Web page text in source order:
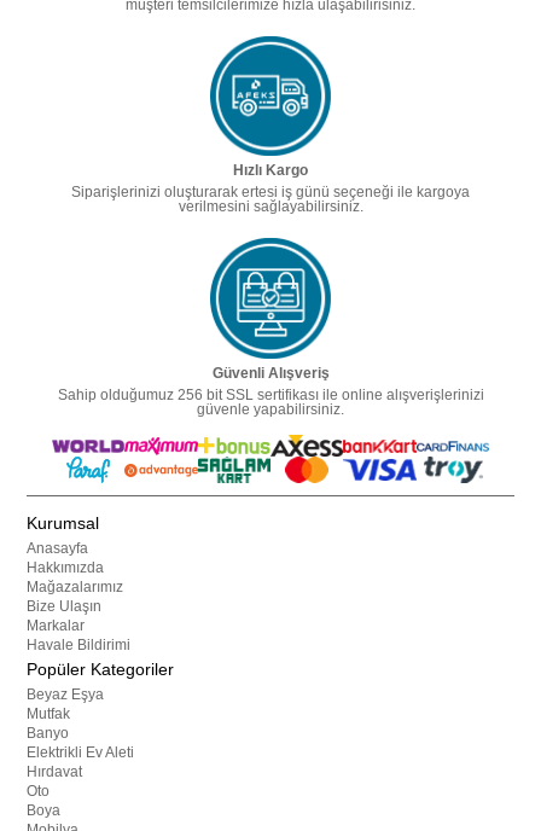
müşteri temsilcilerimize hızla ulaşabilirisiniz.
Hızlı Kargo
Siparişlerinizi oluşturarak ertesi iş günü seçeneği ile kargoya
verilmesini sağlayabilirsiniz.
Güvenli Alışveriş
Sahip olduğumuz 256 bit SSL sertifikası ile online alışverişlerinizi
güvenle yapabilirsiniz.
Kurumsal
Anasayfa
Hakkımızda
Mağazalarımız
Bize Ulaşın
Markalar
Havale Bildirimi
Popüler Kategoriler
Beyaz Eşya
Mutfak
Banyo
Elektrikli Ev Aleti
Hırdavat
Oto
Boya